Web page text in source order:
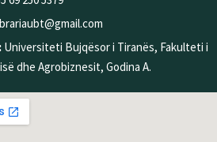
Universiteti Bujqësor i Tiranës, Fakulteti i
dhe Agrobiznesit, Godina A.